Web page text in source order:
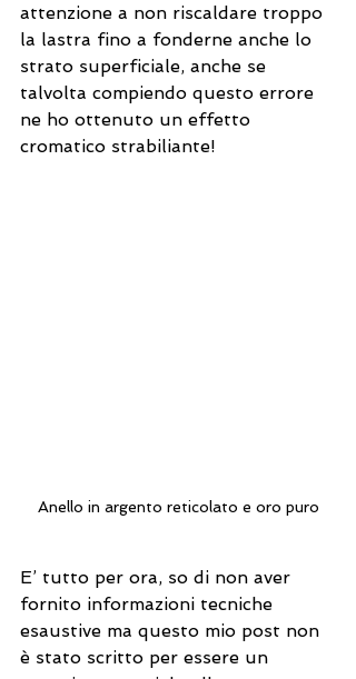
attenzione a non riscaldare troppo
la lastra fino a fonderne anche lo
strato superficiale, anche se
talvolta compiendo questo errore
ne ho ottenuto un effetto
cromatico strabiliante!
Anello in argento reticolato e oro puro
E’ tutto per ora, so di non aver
fornito informazioni tecniche
esaustive ma questo mio post non
è stato scritto per essere un